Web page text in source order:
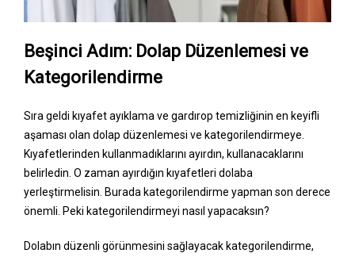
Beşinci Adım: Dolap Düzenlemesi ve
Kategorilendirme
Sıra geldi kıyafet ayıklama ve gardırop temizliğinin en keyifli
aşaması olan dolap düzenlemesi ve kategorilendirmeye.
Kıyafetlerinden kullanmadıklarını ayırdın, kullanacaklarını
belirledin. O zaman ayırdığın kıyafetleri dolaba
yerleştirmelisin. Burada kategorilendirme yapman son derece
önemli. Peki kategorilendirmeyi nasıl yapacaksın?
Dolabın düzenli görünmesini sağlayacak kategorilendirme,